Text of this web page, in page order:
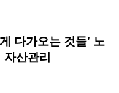
다가오는 것들' 노
산관리